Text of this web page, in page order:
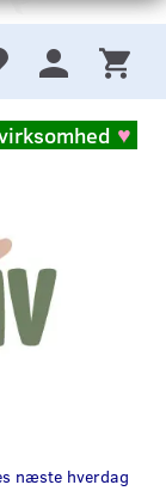
♥
næste hverdag